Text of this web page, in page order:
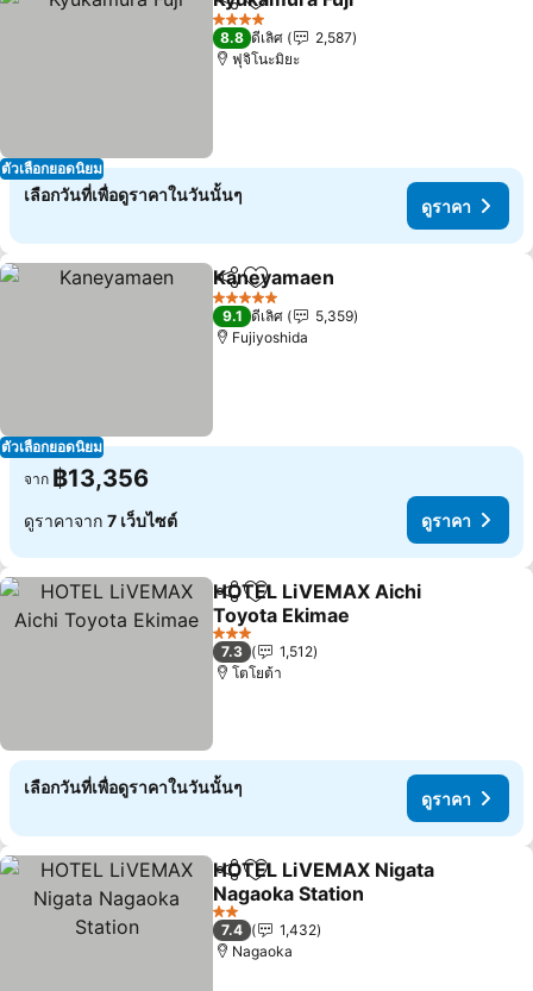
ตัวเลือกยอดนิยม
แชร์ เพิ่มในรายการโปรด
4 ดาว
8.8 ดีเลิศ
2,587
ฟุจิโนะมิยะ
เลือกวันที่เพื่อดูราคาในวันนั้นๆ
ดูราคา
ตัวเลือกยอดนิยม
แชร์ เพิ่มในรายการโปรด
Kaneyamaen
5 ดาว
9.1 ดีเลิศ
5,359
Fujiyoshida
จาก ฿13,356
ดูราคาจาก 7 เว็บไซต์ ดูราคา
แชร์ เพิ่มในรายการโปรด
HOTEL LiVEMAX Aichi
Toyota Ekimae
3 ดาว
7.3
1,512
โตโยต้า
เลือกวันที่เพื่อดูราคาในวันนั้นๆ
ดูราคา
แชร์ เพิ่มในรายการโปรด
HOTEL LiVEMAX Nigata
Nagaoka Station
2 ดาว
7.4
1,432
Nagaoka